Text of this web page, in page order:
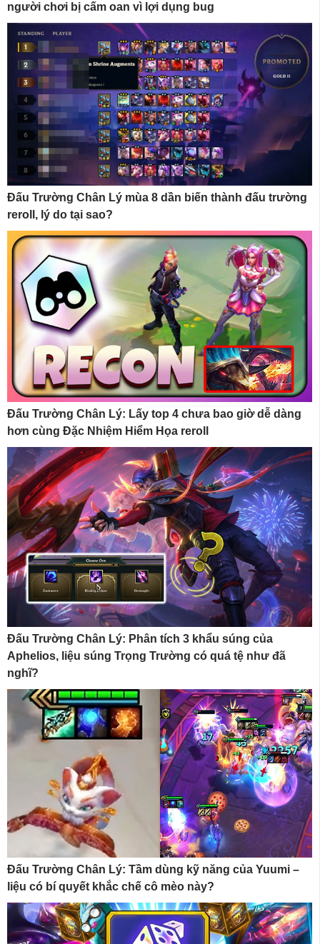
người chơi bị cấm oan vì lợi dụng bug
Đấu Trường Chân Lý mùa 8 dần biến thành đấu trường
reroll, lý do tại sao?
Đấu Trường Chân Lý: Lấy top 4 chưa bao giờ dễ dàng
hơn cùng Đặc Nhiệm Hiểm Họa reroll
Đấu Trường Chân Lý: Phân tích 3 khẩu súng của
Aphelios, liệu súng Trọng Trường có quá tệ như đã
nghĩ?
Đấu Trường Chân Lý: Tầm dùng kỹ năng của Yuumi –
liệu có bí quyết khắc chế cô mèo này?